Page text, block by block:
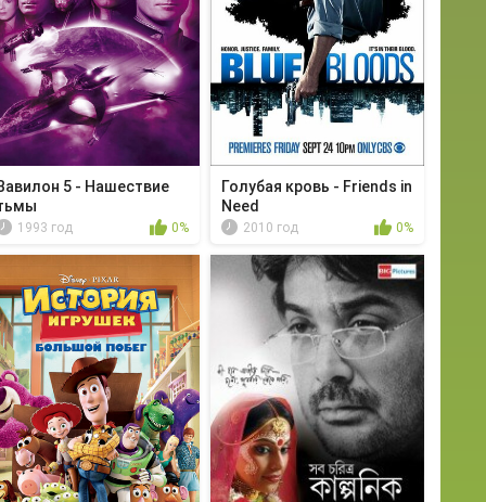
5 - Нашествие
1993 год 0%
Голубая кровь - Friends in
Need
2010 год 0%